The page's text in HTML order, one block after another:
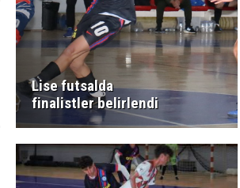
Lise futsalda
finalistler belirlendi
S